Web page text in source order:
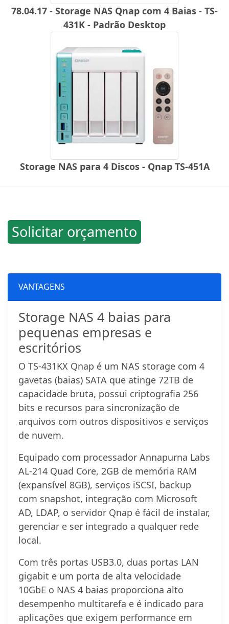
78.04.17 - Storage NAS Qnap com 4 Baias - TS-
431K - Padrão Desktop
Storage NAS para 4 Discos - Qnap TS-451A
Solicitar orçamento
VANTAGENS
Storage NAS 4 baias para
pequenas empresas e
escritórios
O TS-431KX Qnap é um NAS storage com 4
gavetas (baias) SATA que atinge 72TB de
capacidade bruta, possui criptografia 256
bits e recursos para sincronização de
arquivos com outros dispositivos e serviços
de nuvem.
Equipado com processador Annapurna Labs
AL-214 Quad Core, 2GB de memória RAM
(expansível 8GB), serviços iSCSI, backup
com snapshot, integração com Microsoft
AD, LDAP, o servidor Qnap é fácil de instalar,
gerenciar e ser integrado a qualquer rede
local.
Com três portas USB3.0, duas portas LAN
gigabit e um porta de alta velocidade
10GbE o NAS 4 baias proporciona alto
desempenho multitarefa e é indicado para
aplicações que exigem performance em